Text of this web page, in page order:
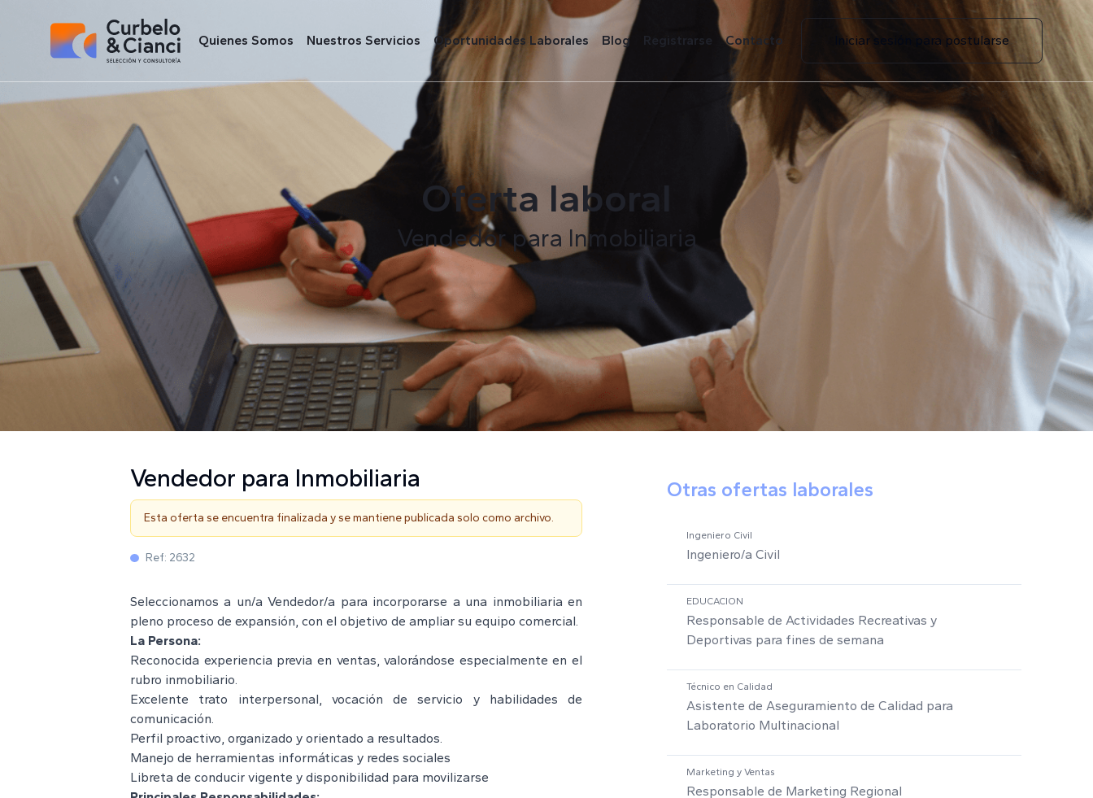
Quienes Somos Nuestros Servicios Oportunidades Laborales Blog Registrarse Contacto Iniciar sesión para postularse
Oferta laboral
Vendedor para Inmobiliaria
Vendedor para Inmobiliaria
Esta oferta se encuentra finalizada y se mantiene publicada solo como archivo.
Ref: 2632
Seleccionamos a un/a Vendedor/a para incorporarse a una inmobiliaria en
pleno proceso de expansión, con el objetivo de ampliar su equipo comercial.
La Persona:
Reconocida experiencia previa en ventas, valorándose especialmente en el
rubro inmobiliario.
Excelente trato interpersonal, vocación de servicio y habilidades de
comunicación.
Perfil proactivo, organizado y orientado a resultados.
Manejo de herramientas informáticas y redes sociales
Libreta de conducir vigente y disponibilidad para movilizarse
Otras ofertas laborales
Ingeniero Civil
Ingeniero/a Civil
EDUCACION
Responsable de Actividades Recreativas y
Deportivas para fines de semana
Técnico en Calidad
Asistente de Aseguramiento de Calidad para
Laboratorio Multinacional
Marketing y Ventas
Responsable de Marketing Regional